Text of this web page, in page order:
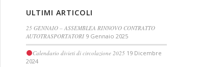
ULTIMI ARTICOLI
25 GENNAIO – ASSEMBLEA RINNOVO CONTRATTO
AUTOTRASPORTATORI 9 Gennaio 2025
Calendario divieti di circolazione 2025 19 Dicembre
2024